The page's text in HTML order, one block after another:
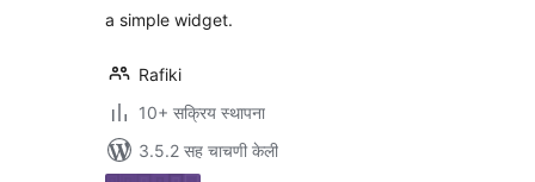
a simple widget.
Rafiki
10+ सक्रिय स्थापना
3.5.2 सह चाचणी केली